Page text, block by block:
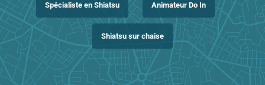
Spécialiste en Shiatsu Animateur Do In
Shiatsu sur chaise